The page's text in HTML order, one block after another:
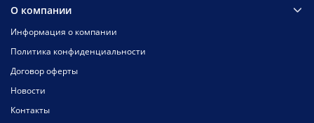
О компании
Информация о компании
Политика конфиденциальности
Договор оферты
Новости
Контакты